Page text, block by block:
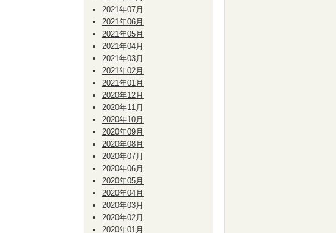
2021年07月
2021年06月
2021年05月
2021年04月
2021年03月
2021年02月
2021年01月
2020年12月
2020年11月
2020年10月
2020年09月
2020年08月
2020年07月
2020年06月
2020年05月
2020年04月
2020年03月
2020年02月
2020年01月